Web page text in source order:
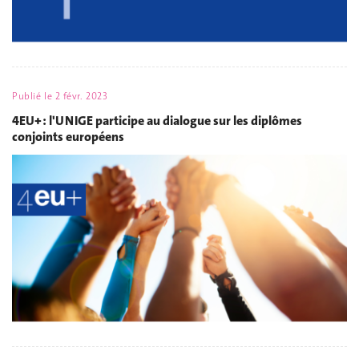
Publié le 2 févr. 2023
4EU+ : l'UNIGE participe au dialogue sur les diplômes
conjoints européens